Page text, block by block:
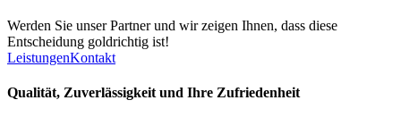
Werden Sie unser Partner und wir zeigen Ihnen, dass diese
Entscheidung goldrichtig ist!
LeistungenKontakt
Qualität, Zuverlässigkeit und Ihre Zufriedenheit